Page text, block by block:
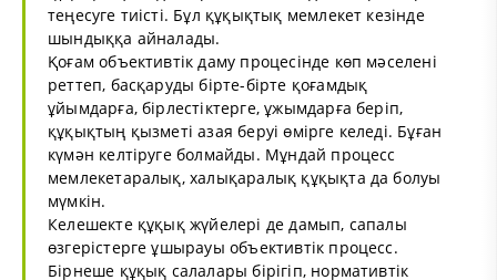
теңесуге тиісті. Бұл құқықтық мемлекет кезінде
шындыққа айналады.
Қоғам объективтік даму процесінде көп мәселені
реттеп, басқаруды бірте-бірте қоғамдық
ұйымдарға, бірлестіктерге, ұжымдарға беріп,
құқықтың қызметі азая беруі өмірге келеді. Бұған
күмән келтіруге болмайды. Мұндай процесс
мемлекетаралық, халықаралық құқықта да болуы
мүмкін.
Келешекте құқық жүйелері де дамып, сапалы
өзгерістерге ұшырауы объективтік процесс.
Бірнеше құқық салалары бірігіп, нормативтік